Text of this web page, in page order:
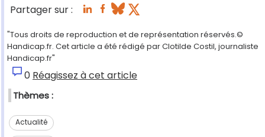
Partager sur :
"Tous droits de reproduction et de représentation réservés.©
Handicap.fr. Cet article a été rédigé par Clotilde Costil, journaliste
Handicap.fr"
0 Réagissez à cet article
Thèmes :
Actualité